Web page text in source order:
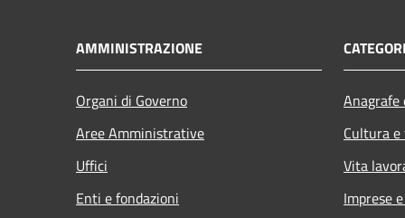
AMMINISTRAZIONE
Organi di Governo
Aree Amministrative
Uffici
Enti e fondazioni
Cultura
Vita
Imprese